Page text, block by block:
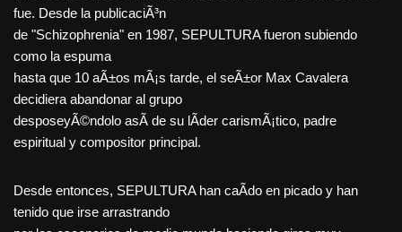
fue. Desde la publicaciÃ³n
de "Schizophrenia" en 1987, SEPULTURA fueron subiendo
como la espuma
hasta que 10 aÃ±os mÃ¡s tarde, el seÃ±or Max Cavalera
decidiera abandonar al grupo
desposeyÃ©ndolo asÃ­ de su lÃ­der carismÃ¡tico, padre
espiritual y compositor principal.
Desde entonces, SEPULTURA han caÃ­do en picado y han
tenido que irse arrastrando